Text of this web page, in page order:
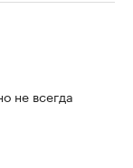
не всегда